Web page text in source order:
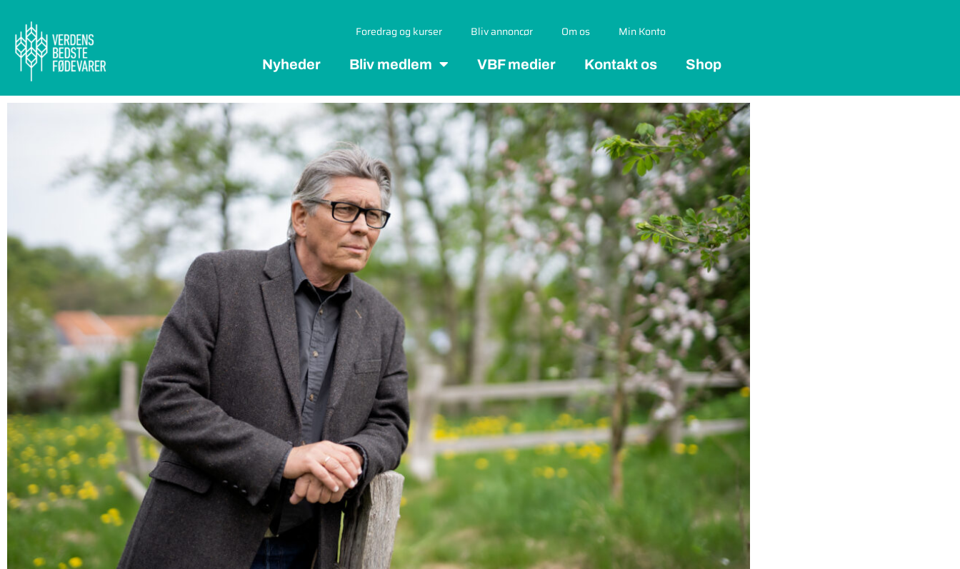
Foredrag og kurser Bliv annoncør Om os Min Konto
Nyheder Bliv medlem VBF medier Kontakt os Shop